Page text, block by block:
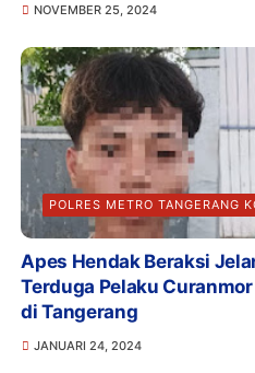
NOVEMBER 25, 2024
POLRES METRO TANGERANG
Apes Hendak Beraksi
Terduga Pelaku
di Tangerang
JANUARI 24, 2024